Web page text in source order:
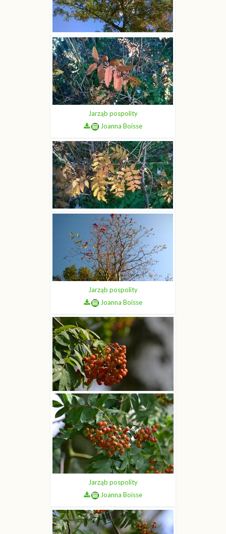
Jarząb pospolity
Joanna Boisse
Jarząb pospolity
Joanna Boisse
Jarząb pospolity
Joanna Boisse
Jarząb pospolity
Joanna Boisse
Jarząb pospolity
Joanna Boisse
Jarząb pospolity
Joanna Boisse